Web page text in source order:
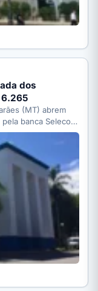
dos
6.265
(MT) abrem
banca Selecon.